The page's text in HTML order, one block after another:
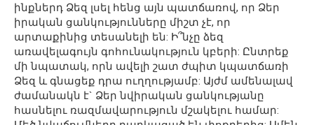
ինքներդ Ձեզ լսել հենց այն պատճառով, որ Ձեր
իրական ցանկությունները միշտ չէ, որ
արտաքինից տեսանելի են: Ի՞նչը ձեզ
առավելագույն գոհունակություն կբերի: Ընտրեք
մի նպատակ, որն ավելի շատ ժպիտ կպատճառի
Ձեզ և գնացեք դրա ուղղությամբ: Այժմ ամենալավ
ժամանակն է` Ձեր նվիրական ցանկությանը
հասնելու ռազմավարություն մշակելու համար: